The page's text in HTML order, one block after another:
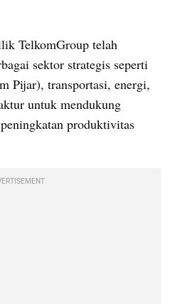
TelkomGroup telah
sektor strategis seperti
Pijar), transportasi, energi,
untuk mendukung
produktivitas